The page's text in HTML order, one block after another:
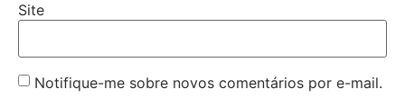
Site
Notifique-me sobre novos comentários por e-mail.